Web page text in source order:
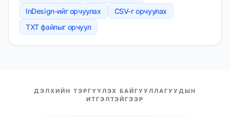
InDesign-ийг орчуулах
CSV-г орчуулах
TXT файлыг орчуул
МАНАЙ ТҮНШҮҮД
ДЭЛХИЙН ТЭРГҮҮЛЭХ БАЙГУУЛЛАГУУДЫН
ИТГЭЛТЭЙГЭЭР